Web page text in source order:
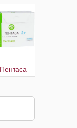
Пентаса